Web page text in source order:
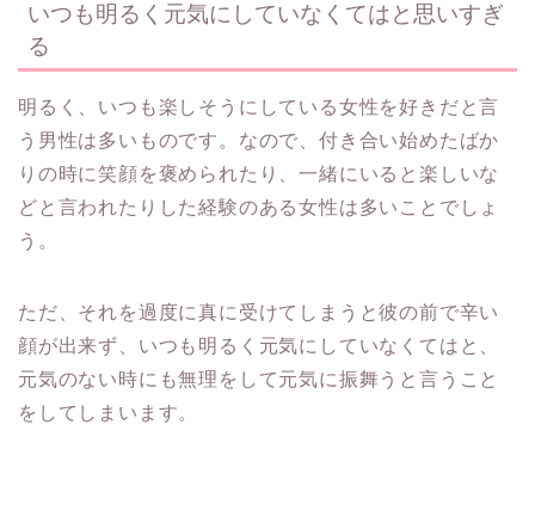
いつも明るく元気にしていなくてはと思いすぎ
る
明るく、いつも楽しそうにしている女性を好きだと言
う男性は多いものです。なので、付き合い始めたばか
りの時に笑顔を褒められたり、一緒にいると楽しいな
どと言われたりした経験のある女性は多いことでしょ
う。
ただ、それを過度に真に受けてしまうと彼の前で辛い
顔が出来ず、いつも明るく元気にしていなくてはと、
元気のない時にも無理をして元気に振舞うと言うこと
をしてしまいます。